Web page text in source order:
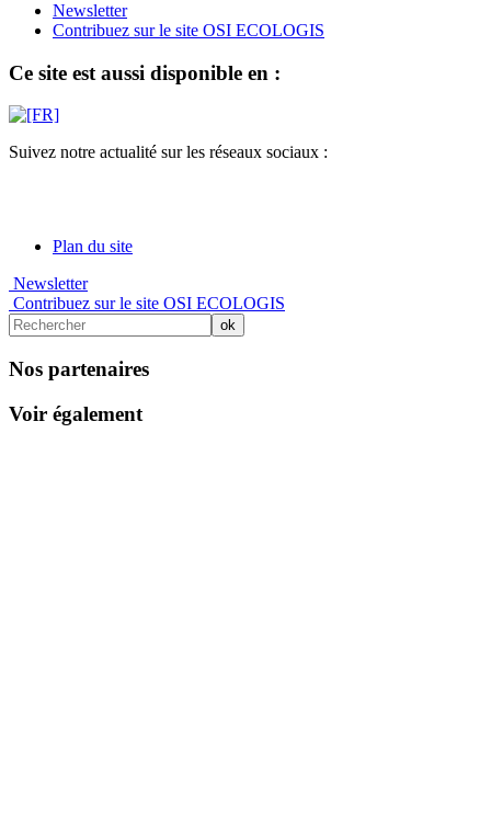
Newsletter
Contribuez sur le site OSI ECOLOGIS
Ce site est aussi disponible en :
Suivez notre actualité sur les réseaux sociaux :
Plan du site
Newsletter
Contribuez sur le site OSI ECOLOGIS
Nos partenaires
Voir également